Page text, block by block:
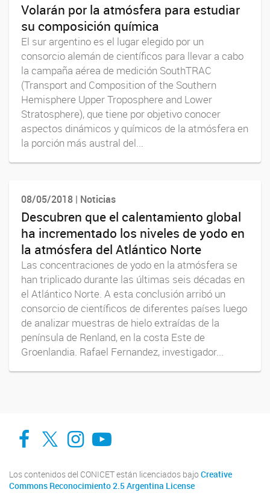
Volarán por la atmósfera para estudiar
su composición química
El sur argentino es el lugar elegido por un
consorcio alemán de científicos para llevar a cabo
la campaña aérea de medición SouthTRAC
(Transport and Composition of the Southern
Hemisphere Upper Troposphere and Lower
Stratosphere), que tiene por objetivo conocer
aspectos dinámicos y químicos de la atmósfera en
la porción más austral del...
08/05/2018 | Noticias
Descubren que el calentamiento global
ha incrementado los niveles de yodo en
la atmósfera del Atlántico Norte
Las concentraciones de yodo en la atmósfera se
han triplicado durante las últimas seis décadas en
el Atlántico Norte. A esta conclusión arribó un
consorcio de científicos de diferentes países luego
de analizar muestras de hielo extraídas de la
península de Renland, en la costa Este de
Groenlandia. Rafael Fernandez, investigador...
Facebook
Twitter
Instagram
Youtube
Los contenidos del CONICET están licenciados bajo Creative
Commons Reconocimiento 2.5 Argentina License